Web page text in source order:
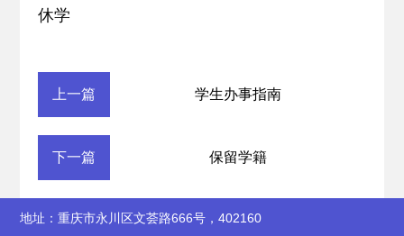
休学
上一篇 学生办事指南
下一篇 保留学籍
地址：重庆市永川区文荟路666号，402160